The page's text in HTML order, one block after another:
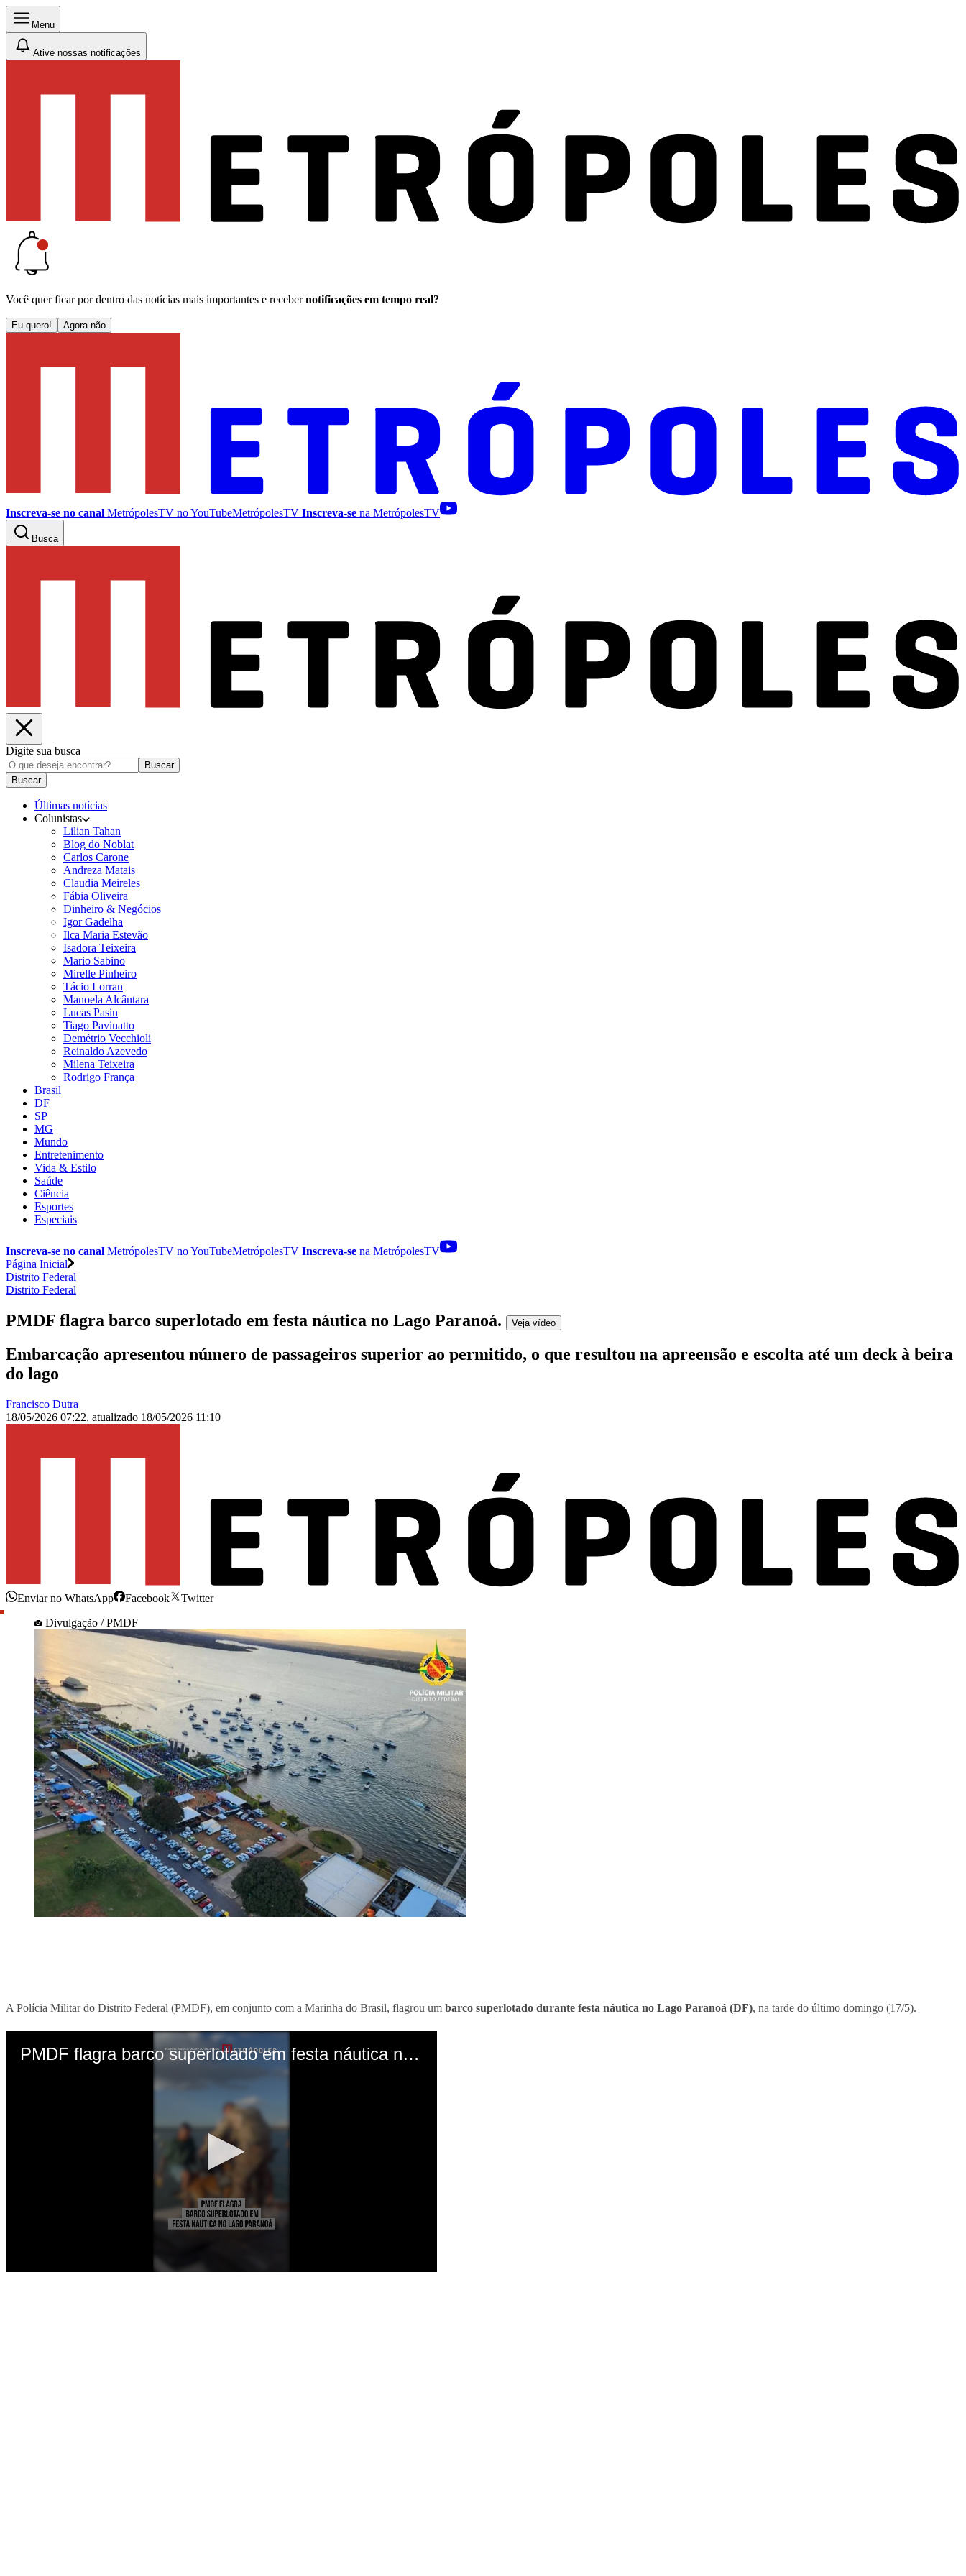
Menu
Ative nossas notificações
Você quer ficar por dentro das notícias mais importantes e receber notificações em tempo real?
Eu quero! Agora não
Inscreva-se no canal MetrópolesTV noYouTubeMetrópolesTV Inscreva-se na MetrópolesTV
Busca
Digite sua busca
Buscar
Buscar
Últimas notícias
Colunistas
Lilian Tahan
Blog do Noblat
Carlos Carone
Andreza Matais
Claudia Meireles
Fábia Oliveira
Dinheiro & Negócios
Igor Gadelha
Ilca Maria Estevão
Isadora Teixeira
Mario Sabino
Mirelle Pinheiro
Tácio Lorran
Manoela Alcântara
Lucas Pasin
Tiago Pavinatto
Demétrio Vecchioli
Reinaldo Azevedo
Milena Teixeira
Rodrigo França
Brasil
DF
SP
MG
Mundo
Entretenimento
Vida & Estilo
Saúde
Ciência
Esportes
Especiais
Inscreva-se no canal MetrópolesTV noYouTubeMetrópolesTV Inscreva-se na MetrópolesTV
Página Inicial
Distrito Federal
Distrito Federal
PMDF flagra barco superlotado em festa náutica no Lago Paranoá. Veja vídeo
Embarcação apresentou número de passageiros superior ao permitido, o que resultou na apreensão e escolta até um deck à beira
do lago
Francisco Dutra
18/05/2026 07:22, atualizado 18/05/2026 11:10
Enviar no WhatsApp Facebook
Twitter
Divulgação / PMDF
A Polícia Militar do Distrito Federal (PMDF), em conjunto com a Marinha do Brasil, flagrou um barco superlotado durante festa náutica no Lago Paranoá (DF), na tarde do último domingo (17/5).